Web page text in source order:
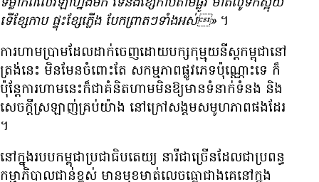
ទើ​ខ្សែកាប ផ្ទុះ​ខ្សែ​ភ្លើង បែក​ព្រាតៗ​ទាំងអស់»។
ការ​ហាមប្រាម​ដែល​ដាក់​ចេញ​ដោយ​បក្ស​កុម្មុយនីស្ត​កម្ពុជា​នៅ​
ត្រង់​នេះ មិនមែន​ចំពោះ​តែ សកម្មភាព​ផ្លូវភេទ​ប៉ុណ្ណោះ​ទេ ក៏
ប៉ុន្តែ​ការ​ហាម​នេះ​ក៏​ជា​គំនិត​ហាម​មិន​ឱ្យ​មាន​ទំនាក់​ទំនង និង​
សេចក្តី​ស្រឡាញ់​គ្រប់យ៉ាង នៅ​ក្រៅ​សង្គម​សមូហភាព​ផងដែរ
។
នៅក្នុង​របប​កម្ពុជា​ប្រជាធិបតេយ្យ នារី​ជាច្រើន​ដែល​ជា​ប្រពន្ធ​
កម្មាភិបាល​ជាន់ខ្ពស់ មាន​មុខ​មាត់​លេចធ្លោ​ជាង​គេ​នៅ​ក្នុង​